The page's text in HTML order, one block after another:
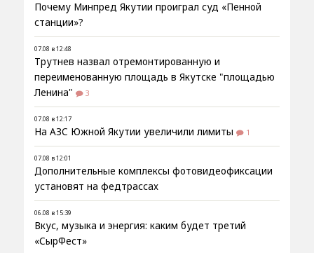
Почему Минпред Якутии проиграл суд «Пенной
станции»?
07.08 в 12:48
Трутнев назвал отремонтированную и
переименованную площадь в Якутске "площадью
Ленина"
3
07.08 в 12:17
На АЗС Южной Якутии увеличили лимиты 1
07.08 в 12:01
Дополнительные комплексы фотовидеофиксации
установят на федтрассах
06.08 в 15:39
Вкус, музыка и энергия: каким будет третий
«СырФест»